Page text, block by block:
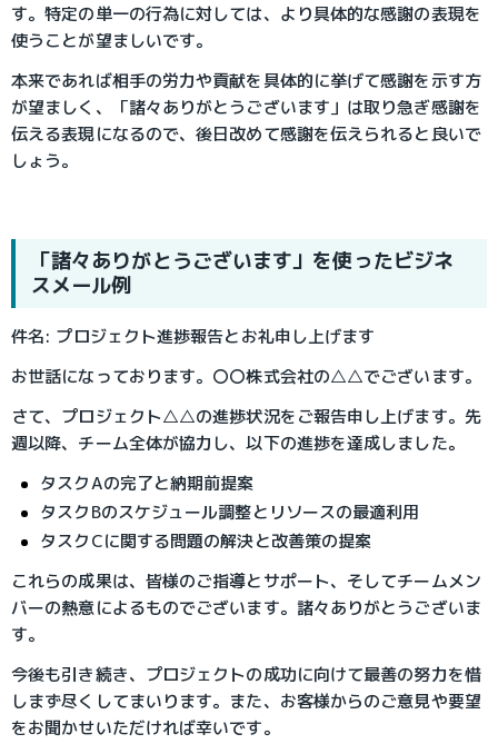
す。特定の単一の行為に対しては、より具体的な感謝の表現を
使うことが望ましいです。
本来であれば相手の労力や貢献を具体的に挙げて感謝を示す方
が望ましく、「諸々ありがとうございます」は取り急ぎ感謝を
伝える表現になるので、後日改めて感謝を伝えられると良いで
しょう。
「諸々ありがとうございます」を使ったビジネ
スメール例
件名: プロジェクト進捗報告とお礼申し上げます
お世話になっております。〇〇株式会社の△△でございます。
さて、プロジェクト△△の進捗状況をご報告申し上げます。先
週以降、チーム全体が協力し、以下の進捗を達成しました。
タスクAの完了と納期前提案
タスクBのスケジュール調整とリソースの最適利用
タスクCに関する問題の解決と改善策の提案
これらの成果は、皆様のご指導とサポート、そしてチームメン
バーの熱意によるものでございます。諸々ありがとうございま
す。
今後も引き続き、プロジェクトの成功に向けて最善の努力を惜
しまず尽くしてまいります。また、お客様からのご意見や要望
をお聞かせいただければ幸いです。